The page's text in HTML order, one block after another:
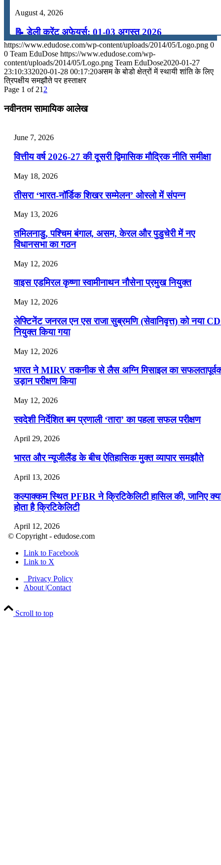
August 4, 2026
📝 डेली करेंट अफेयर्स: 01-03 अगस्त 2026
July 31, 2026
📝 डेली करेंट अफेयर्स: 28-31 जुलाई 2026
July 28, 2026
📝 डेली करेंट अफेयर्स: 25-27 जुलाई 2026
https://www.edudose.com/wp-content/uploads/2014/05/Logo.png 0
0 Team EduDose https://www.edudose.com/wp-
content/uploads/2014/05/Logo.png Team EduDose2020-01-27
23:10:332020-01-28 00:17:20असम के बोडो क्षेत्रों में स्थायी शांति के लिए
त्रिपक्षीय समझौते पर हस्ताक्षर
Page 1 of 21 2
नवीनतम सामायिक आलेख
June 7, 2026
वित्तीय वर्ष 2026-27 की दूसरी द्विमासिक मौद्रिक नीति समीक्षा
May 18, 2026
तीसरा ‘भारत-नॉर्डिक शिखर सम्मेलन’ ओस्लो में संपन्न
May 13, 2026
तमिलनाडु, पश्चिम बंगाल, असम, केरल और पुडुचेरी में नए
विधानसभा का गठन
May 12, 2026
वाइस एडमिरल कृष्णा स्वामीनाथन नौसेना प्रमुख नियुक्त
May 12, 2026
लेफ्टिनेंट जनरल एन एस राजा सुब्रमणि (सेवानिवृत्त) को नया
नियुक्त किया गया
May 12, 2026
भारत ने MIRV तकनीक से लैस अग्नि मिसाइल का
उड़ान परीक्षण किया
May 12, 2026
स्वदेशी निर्देशित बम प्रणाली ‘तारा’ का पहला सफल परीक्षण
April 29, 2026
भारत और न्यूजीलैंड के बीच ऐतिहासिक मुक्त व्यापार समझौते
April 13, 2026
कल्पाक्कम स्थित PFBR ने क्रिटिकेलिटी हासिल की, जानिए
होता है क्रिटिकेलिटी
April 12, 2026
April 9, 2026
नासा का आर्टेमिस-2 मिशन: मनुष्य एक बार फिर से चंद्रमा के
पहुंचा
April 7, 2026
© Copyright - edudose.com
Link to Facebook
Link to X
Privacy Policy
About |Contact
Scroll to top